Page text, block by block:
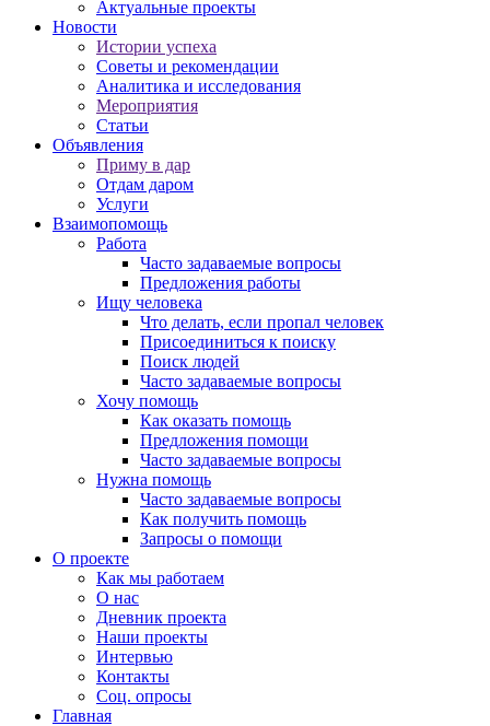
Актуальные проекты
Новости
Истории успеха
Советы и рекомендации
Аналитика и исследования
Мероприятия
Статьи
Объявления
Приму в дар
Отдам даром
Услуги
Взаимопомощь
Работа
Часто задаваемые вопросы
Предложения работы
Ищу человека
Что делать, если пропал человек
Присоединиться к поиску
Поиск людей
Часто задаваемые вопросы
Хочу помощь
Как оказать помощь
Предложения помощи
Часто задаваемые вопросы
Нужна помощь
Часто задаваемые вопросы
Как получить помощь
Запросы о помощи
О проекте
Как мы работаем
О нас
Дневник проекта
Наши проекты
Интервью
Контакты
Соц. опросы
Главная